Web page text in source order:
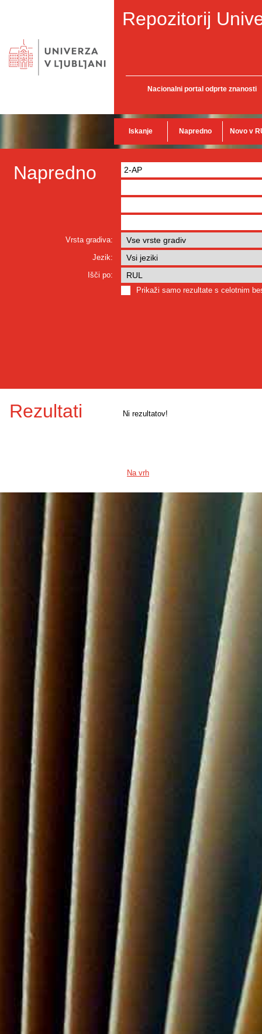
Repozitorij
Nacionalni portal odprte znanosti
Iskanje Napredno Novo v
Napredno
Vrsta gradiva:
Jezik:
Išči po:
Prikaži samo rezultate s celotnim
Rezultati Ni rezultatov!
Na vrh